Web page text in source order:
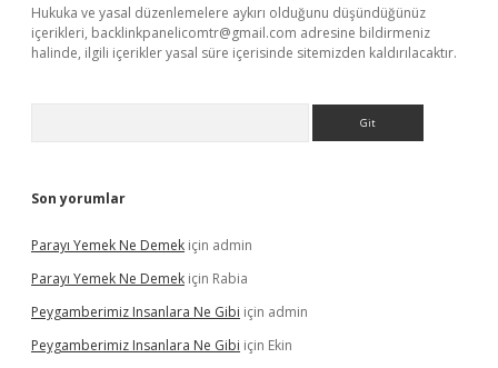
Hukuka ve yasal düzenlemelere aykırı olduğunu düşündüğünüz
içerikleri, backlinkpanelicomtr@gmail.com adresine bildirmeniz
halinde, ilgili içerikler yasal süre içerisinde sitemizden kaldırılacaktır.
Son yorumlar
Parayı Yemek Ne Demek için admin
Parayı Yemek Ne Demek için Rabia
Peygamberimiz Insanlara Ne Gibi için admin
Peygamberimiz Insanlara Ne Gibi için Ekin